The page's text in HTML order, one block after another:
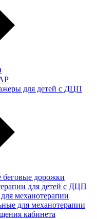
для детей с ДЦП
дорожки
для детей с ДЦП
механотерапии
для механотерапии
кабинета